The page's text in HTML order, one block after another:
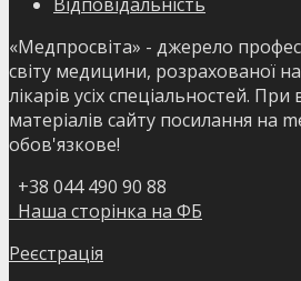
«Медпросвіта» - джерело
світу медицини, розрахованої
лікарів усіх спеціальностей.
матеріалів сайту посилання на
обов'язкове!
+38 044 490 90 88
Наша сторінка на ФБ
Реєстрація